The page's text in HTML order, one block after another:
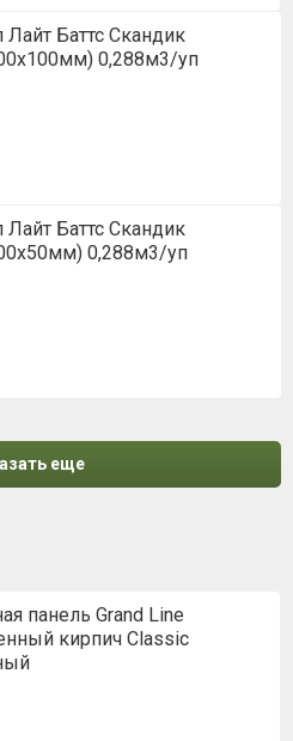
Лайт Баттс Скандик
0,288м3/уп
Лайт Баттс Скандик
0,288м3/уп
еще
панель Grand Line
кирпич Classic